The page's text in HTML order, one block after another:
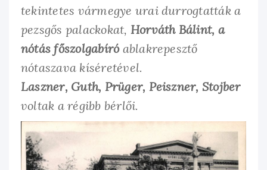
tekintetes vármegye urai durrogtatták a
pezsgős palackokat, Horváth Bálint, a
nótás főszolgabíróablakrepesztő
nótaszava kíséretével.
Laszner, Guth, Prüger, Peiszner, Stojber
voltak a régibb bérlői.